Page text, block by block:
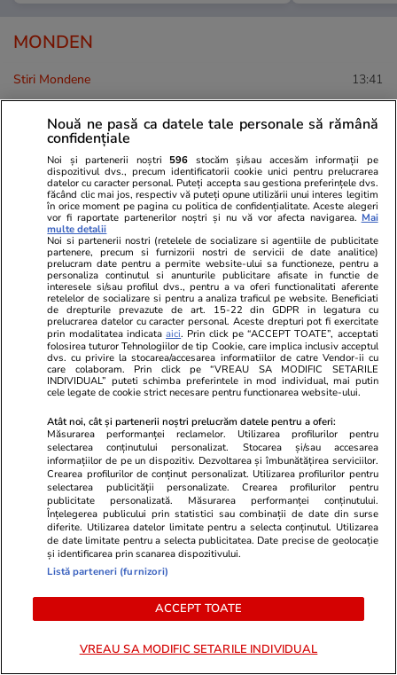
MONDEN
Stiri Mondene 13:41
Mirela Retegan, despre
experiența Asia Express: „Am
lăsat în urmă 5 kilograme și
multe frici care mă apăsau”
Stiri Mondene 13:20
Ce scrie presa din Spania
despre Tristan și Andrew Tate,
după ce frații au fost arestați în
PARTENERI
Nouă ne pasă ca datele tale personale să rămână
confidențiale
Noi și partenerii noștri 596 stocăm și/sau accesăm informații pe
dispozitivul dvs., precum identificatorii cookie unici pentru prelucrarea
datelor cu caracter personal. Puteți accepta sau gestiona preferințele dvs.
făcând clic mai jos, respectiv vă puteți opune utilizării unui interes legitim
în orice moment pe pagina cu politica de confidențialitate. Aceste alegeri
vor fi raportate partenerilor noștri și nu vă vor afecta navigarea. Mai
multe detalii
Noi si partenerii nostri (retelele de socializare si agentiile de publicitate
partenere, precum si furnizorii nostri de servicii de date analitice)
prelucram date pentru a permite website-ului sa functioneze, pentru a
personaliza continutul si anunturile publicitare afisate in functie de
interesele si/sau profilul dvs., pentru a va oferi functionalitati aferente
retelelor de socializare si pentru a analiza traficul pe website. Beneficiati
de drepturile prevazute de art. 15-22 din GDPR in legatura cu
prelucrarea datelor cu caracter personal. Aceste drepturi pot fi exercitate
prin modalitatea indicataaici. Prin click pe “ACCEPT TOATE”, acceptati
folosirea tuturor Tehnologiilor de tip Cookie, care implica inclusiv acceptul
dvs. cu privire la stocarea/accesarea informatiilor de catre Vendor-ii cu
care colaboram. Prin click pe “VREAU SA MODIFIC SETARILE
INDIVIDUAL” puteti schimba preferintele in mod individual, mai putin
cele legate de cookie strict necesare pentru functionarea website-ului.
Atât noi, cât și partenerii noștri prelucrăm datele pentru a oferi:
Măsurarea performanței reclamelor. Utilizarea profilurilor pentru
selectarea conținutului personalizat. Stocarea și/sau accesarea
informațiilor de pe un dispozitiv. Dezvoltarea și îmbunătățirea serviciilor.
Crearea profilurilor de conținut personalizat. Utilizarea profilurilor pentru
selectarea publicității personalizate. Crearea profilurilor pentru
publicitate personalizată. Măsurarea performanței conținutului.
Înțelegerea publicului prin statistici sau combinații de date din surse
diferite. Utilizarea datelor limitate pentru a selecta conținutul. Utilizarea
de date limitate pentru a selecta publicitatea. Date precise de geolocație
și identificarea prin scanarea dispozitivului.
Listă parteneri (furnizori)
ACCEPT TOATE
VREAU SA MODIFIC SETARILE INDIVIDUAL